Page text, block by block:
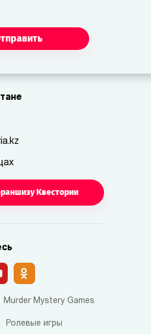
Квестории
Murder Mystery Games
Ролевые игры